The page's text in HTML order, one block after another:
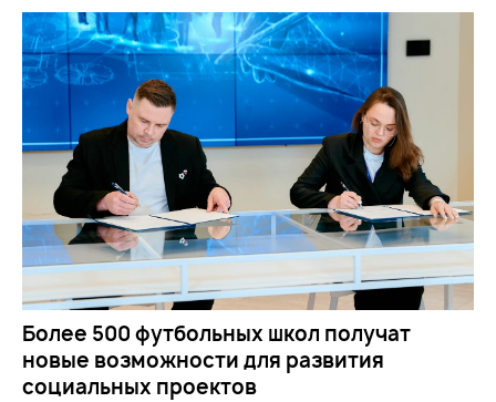
Более 500 футбольных школ получат
новые возможности для развития
социальных проектов